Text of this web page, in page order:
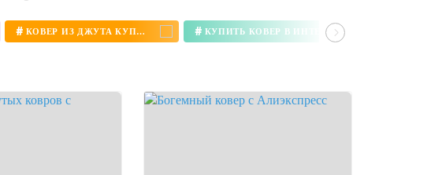
# КОВЕР ИЗ ДЖУТА КУПИТЬ #